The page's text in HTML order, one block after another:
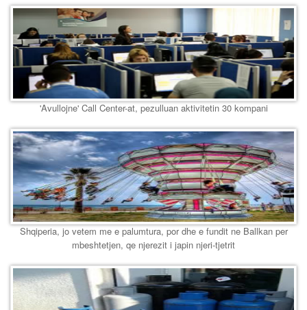
'Avullojne' Call Center-at, pezulluan aktivitetin 30 kompani
Shqiperia, jo vetem me e palumtura, por dhe e fundit ne Ballkan per
mbeshtetjen, qe njerezit i japin njeri-tjetrit